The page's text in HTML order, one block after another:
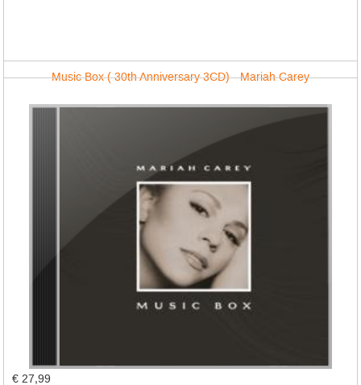
Music Box ( 30th Anniversary 3CD) - Mariah Carey
€ 27,99